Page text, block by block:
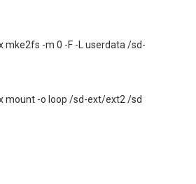
-m 0 -F -L userdata /sd-
mount -o loop /sd-ext/ext2 /sd